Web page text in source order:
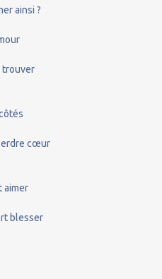
ainsi ?
trouver
cœur
aimer
blesser